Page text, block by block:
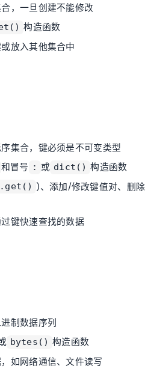
，一旦创建不能修改
构造函数
放入其他集合中
集合，键必须是不可变类型
和冒号 : 或 dict() 构造函数
.get() )、添加/修改键值对、删除
键快速查找的数据
制数据序列
bytes() 构造函数
如网络通信、文件读写